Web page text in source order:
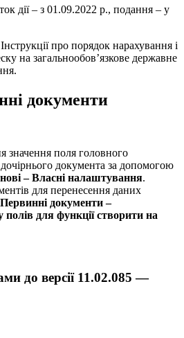
дії – з 01.09.2022 р., подання – у
про порядок нарахування і
на загальнообов’язкове державне
документи
значення поля головного
документа за допомогою
– Власні налаштування.
для перенесення даних
Первинні документи –
для функції створити на